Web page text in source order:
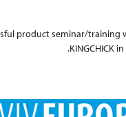
product seminar/
KINGCHICK